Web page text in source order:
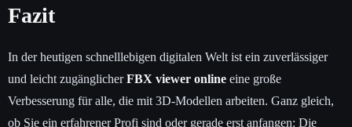
Fazit
In der heutigen schnelllebigen digitalen Welt ist ein zuverlässiger
und leicht zugänglicherFBX viewer online eine große
Verbesserung für alle, die mit 3D-Modellen arbeiten. Ganz gleich,
ob Sie ein erfahrener Profi sind oder gerade erst anfangen: Die